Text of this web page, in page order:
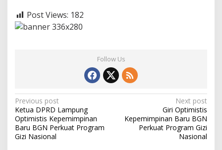
Post Views: 182
Follow Us
P
o
s
Previous post
Ketua DPRD Lampung
Optimistis Kepemimpinan
Baru BGN Perkuat Program
Gizi Nasional
Next post
Giri Optimistis
Kepemimpinan Baru BGN
Perkuat Program Gizi
Nasional